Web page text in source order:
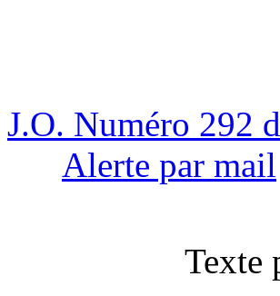
J.O. Numéro 292
Alerte par mail
Texte